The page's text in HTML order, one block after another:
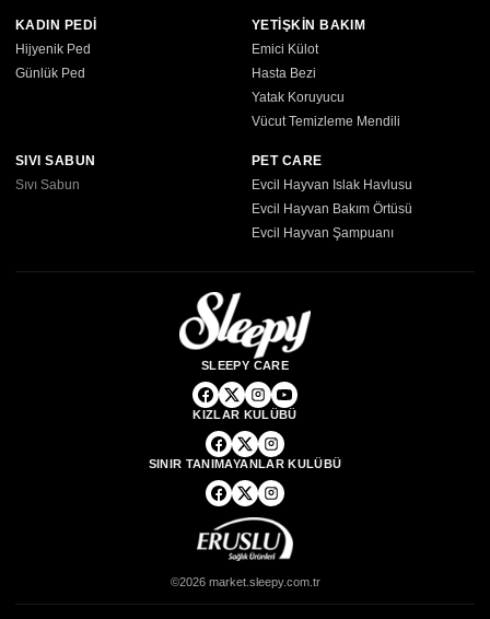
KADIN PEDİ
Hijyenik Ped
Günlük Ped
YETİŞKİN BAKIM
Emici Külot
Hasta Bezi
Yatak Koruyucu
Vücut Temizleme Mendili
SIVI SABUN
Sıvı Sabun
PET CARE
Evcil Hayvan Islak Havlusu
Evcil Hayvan Bakım Örtüsü
Evcil Hayvan Şampuanı
SLEEPY CARE
KIZLAR KULÜBÜ
SINIR TANIMAYANLAR KULÜBÜ
©2026 market.sleepy.com.tr